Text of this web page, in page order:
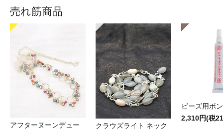
売れ筋商品
アフターヌーンデュー
クラウズライト ネック
ビーズ用ボ
2,310円(税